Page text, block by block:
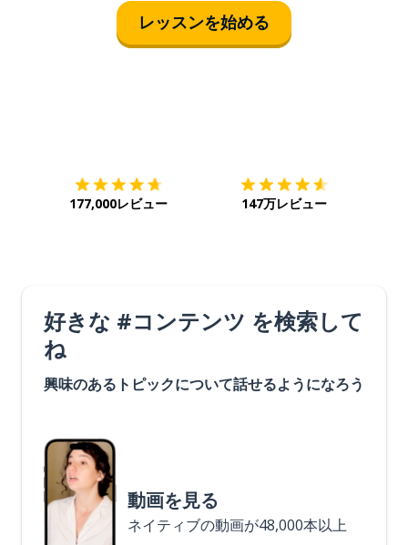
レッスンを始める
177,000レビュー 147万レビュー
好きな #コンテンツ を検索して
ね
興味のあるトピックについて話せるようになろう
動画を見る
ネイティブの動画が48,000本以上